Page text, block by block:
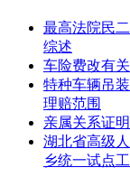
最高法院民
综述
车险费改有
特种车辆吊
理赔范围
亲属关系证明
湖北省高级
乡统一试点